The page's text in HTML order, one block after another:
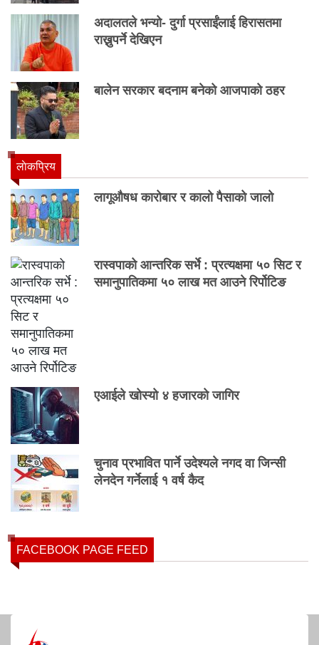
अदालतले भन्यो- दुर्गा प्रसाईंलाई हिरासतमा
राख्नुपर्ने देखिएन
बालेन सरकार बदनाम बनेको आजपाको ठहर
लाेकप्रिय
लागूऔषध कारोबार र कालो पैसाको जालो
रास्वपाको आन्तरिक सर्भे : प्रत्यक्षमा ५० सिट र
समानुपातिकमा ५० लाख मत आउने रिर्पोटिङ
एआईले खोस्यो ४ हजारको जागिर
चुनाव प्रभावित पार्ने उदेश्यले नगद वा जिन्सी
लेनदेन गर्नेलाई १ वर्ष कैद
FACEBOOK PAGE FEED